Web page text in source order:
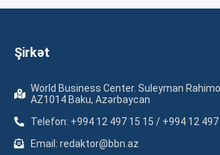
Şirkət
World Business Center. Suleyman
AZ1014 Baku, Azərbaycan
Telefon: +994 12 497 15 15 / +994 12 497
Email: redaktor@bbn.az